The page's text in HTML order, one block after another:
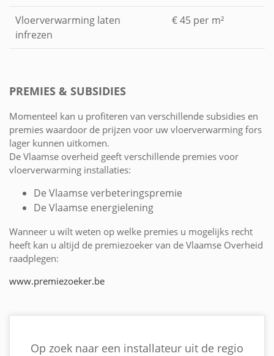
Vloerverwarming laten
infrezen
€ 45 per m²
PREMIES & SUBSIDIES
Momenteel kan u profiteren van verschillende subsidies en
premies waardoor de prijzen voor uw vloerverwarming fors
lager kunnen uitkomen.
De Vlaamse overheid geeft verschillende premies voor
vloerverwarming installaties:
De Vlaamse verbeteringspremie
De Vlaamse energielening
Wanneer u wilt weten op welke premies u mogelijks recht
heeft kan u altijd de premiezoeker van de Vlaamse Overheid
raadplegen:
www.premiezoeker.be
Op zoek naar een installateur uit de regio